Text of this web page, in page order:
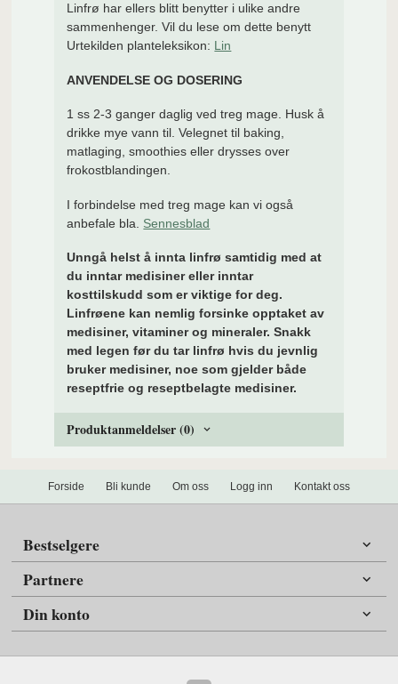
Linfrø har ellers blitt benytter i ulike andre
sammenhenger. Vil du lese om dette benytt
Urtekilden planteleksikon: Lin
ANVENDELSE OG DOSERING
1 ss 2-3 ganger daglig ved treg mage. Husk å
drikke mye vann til. Velegnet til baking,
matlaging, smoothies eller drysses over
frokostblandingen.
I forbindelse med treg mage kan vi også
anbefale bla. Sennesblad
Unngå helst å innta linfrø samtidig med at
du inntar medisiner eller inntar
kosttilskudd som er viktige for deg.
Linfrøene kan nemlig forsinke opptaket av
medisiner, vitaminer og mineraler. Snakk
med legen før du tar linfrø hvis du jevnlig
bruker medisiner, noe som gjelder både
reseptfrie og reseptbelagte medisiner.
Produktanmeldelser (0)
Forside Bli kunde Om oss Logg inn Kontakt oss
Bestselgere
Partnere
Din konto